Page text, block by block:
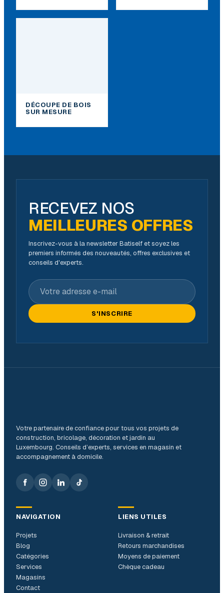
DÉCOUPE DE BOIS
SUR MESURE
RECEVEZ NOS
MEILLEURES OFFRES
Inscrivez-vous à la newsletter Batiself et soyez les
premiers informés des nouveautés, offres exclusives et
conseils d'experts.
Votre adresse e-mail
S'INSCRIRE
Votre partenaire de confiance pour tous vos projets de
construction, bricolage, décoration et jardin au
Luxembourg. Conseils d’experts, services en magasin et
accompagnement à domicile.
NAVIGATION
Projets
Blog
Catégories
Services
Magasins
Contact
LIENS UTILES
Livraison & retrait
Retours marchandises
Moyens de paiement
Chèque cadeau